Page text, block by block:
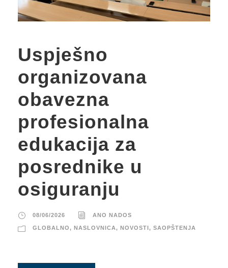
Uspješno
organizovana
obavezna
profesionalna
edukacija za
posrednike u
osiguranju
08/06/2026 ANO NADOS
GLOBALNO, NASLOVNICA, NOVOSTI, SAOPŠTENJA